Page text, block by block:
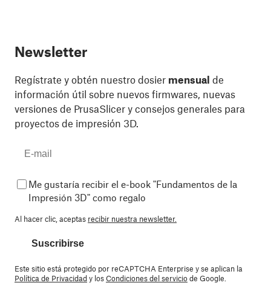
Newsletter
Regístrate y obtén nuestro dosier mensual de
información útil sobre nuevos firmwares, nuevas
versiones de PrusaSlicer y consejos generales para
proyectos de impresión 3D.
Me gustaría recibir el e-book "Fundamentos de la
Impresión 3D" como regalo
Al hacer clic, aceptas recibir nuestra newsletter.
Suscribirse
Este sitio está protegido por reCAPTCHA Enterprise y se aplican la
Política de Privacidady losCondiciones del serviciode Google.